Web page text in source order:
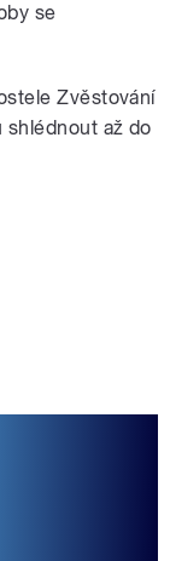
se
Zvěstování
shlédnout až do